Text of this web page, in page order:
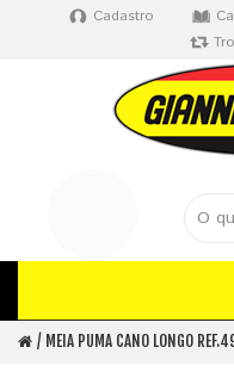
Cadastro
MEIA PUMA CANO LONGO